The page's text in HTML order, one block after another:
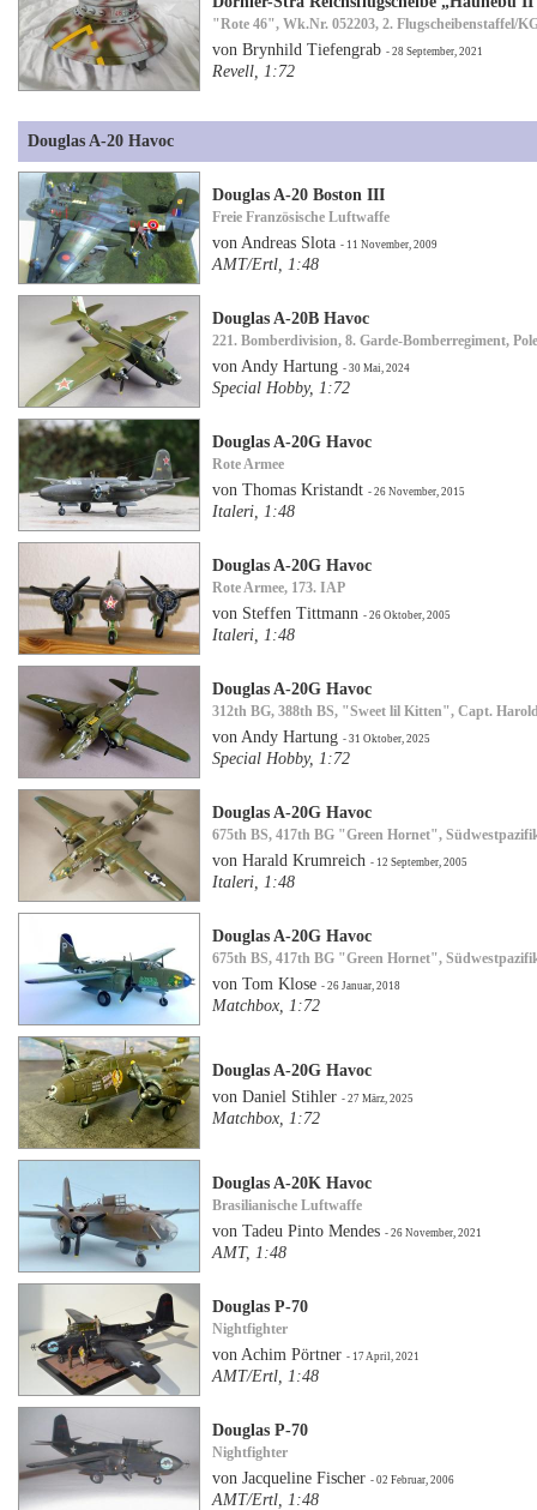
"Rote 46", Wk.Nr. 052203, 2. Flugscheibenstaffel/
von Brynhild Tiefengrab- 28 September, 2021
Revell, 1:72
Douglas A-20 Havoc
Douglas A-20 Boston III
Freie Französische Luftwaffe
von Andreas Slota- 11 November, 2009
AMT/Ertl, 1:48
Douglas A-20B Havoc
221. Bomberdivision, 8. Garde-Bomberregiment,
von Andy Hartung- 30 Mai, 2024
Special Hobby, 1:72
Douglas A-20G Havoc
Rote Armee
von Thomas Kristandt- 26 November, 2015
Italeri, 1:48
Douglas A-20G Havoc
Rote Armee, 173. IAP
von Steffen Tittmann- 26 Oktober, 2005
Italeri, 1:48
Douglas A-20G Havoc
312th BG, 388th BS, "Sweet lil Kitten", Capt.
von Andy Hartung- 31 Oktober, 2025
Special Hobby, 1:72
Douglas A-20G Havoc
675th BS, 417th BG "Green Hornet",
von Harald Krumreich- 12 September, 2005
Italeri, 1:48
Douglas A-20G Havoc
675th BS, 417th BG "Green Hornet",
von Tom Klose- 26 Januar, 2018
Matchbox, 1:72
Douglas A-20G Havoc
von Daniel Stihler- 27 März, 2025
Matchbox, 1:72
Douglas A-20K Havoc
Brasilianische Luftwaffe
von Tadeu Pinto Mendes- 26 November, 2021
AMT, 1:48
Douglas P-70
Nightfighter
von Achim Pörtner- 17 April, 2021
AMT/Ertl, 1:48
Douglas P-70
Nightfighter
von Jacqueline Fischer- 02 Februar, 2006
AMT/Ertl, 1:48